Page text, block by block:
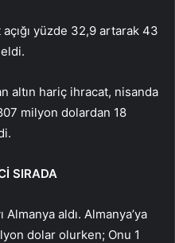
yüzde 32,9 artarak 43
altın hariç ihracat, nisanda
milyon dolardan 18
SIRADA
Almanya aldı. Almanya’ya
dolar olurken; Onu 1